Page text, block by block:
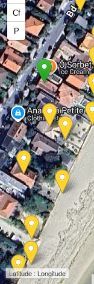
Cf
P
Latitude : Longitude